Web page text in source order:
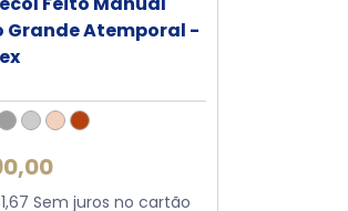
Grande Atemporal -
Sem juros no cartão